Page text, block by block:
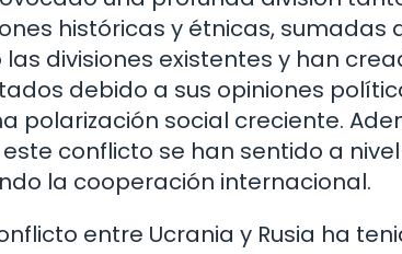
históricas y étnicas,
divisiones existentes y han
debido a sus opiniones
polarización social creciente.
conflicto se han sentido a
la cooperación internacional.
entre Ucrania y Rusia ha